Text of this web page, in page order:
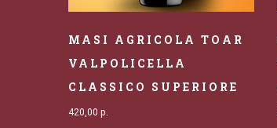
MASI AGRICOLA TOAR
VALPOLICELLA
CLASSICO SUPERIORE
420,00 р.